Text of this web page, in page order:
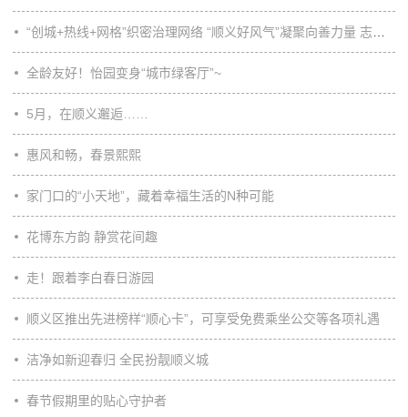
“创城+热线+网格”织密治理网络 “顺义好风气”凝聚向善力量 志愿服务激发全民参与 顺义用精细功夫绣出文明底色
全龄友好！怡园变身“城市绿客厅”~
5月，在顺义邂逅……
惠风和畅，春景熙熙
家门口的“小天地”，藏着幸福生活的N种可能
花博东方韵 静赏花间趣
走！跟着李白春日游园
顺义区推出先进榜样“顺心卡”，可享受免费乘坐公交等各项礼遇
洁净如新迎春归 全民扮靓顺义城
春节假期里的贴心守护者